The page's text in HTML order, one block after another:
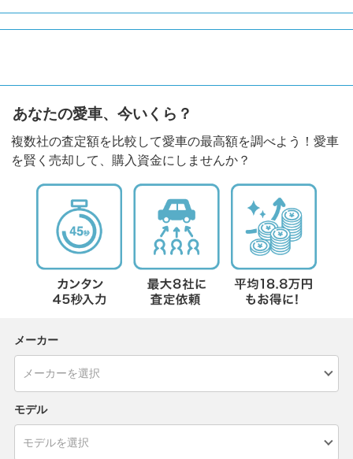
あなたの愛車、今いくら？
複数社の査定額を比較して愛車の最高額を調べよう！愛車
を賢く売却して、購入資金にしませんか？
メーカー
モデル